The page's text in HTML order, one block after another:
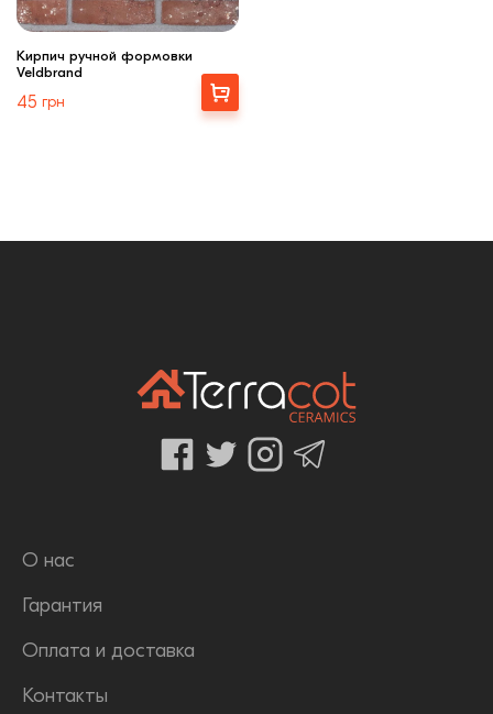
Кирпич ручной формовки
Veldbrand
45 грн
Купити
О нас
Гарантия
Оплата и доставка
Контакты